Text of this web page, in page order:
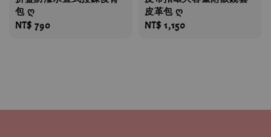
包 ღ
Regular
NT$ 790
皮革包 ღ
Regular
NT$ 1,150